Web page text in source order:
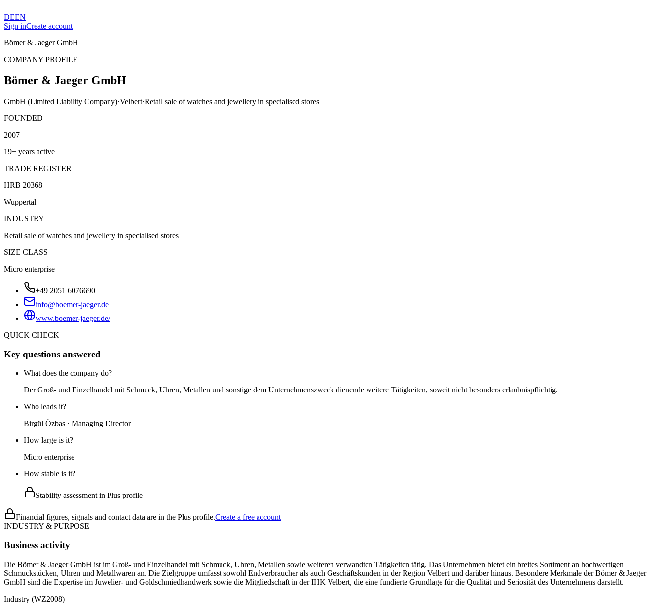
DEEN
Sign inCreate account
Bömer & Jaeger GmbH
COMPANY PROFILE
Bömer & Jaeger GmbH
GmbH (Limited Liability Company)·Velbert·Retail sale of watches and jewellery in specialised stores
FOUNDED
2007
19+ years active
TRADE REGISTER
HRB 20368
Wuppertal
INDUSTRY
Retail sale of watches and jewellery in specialised stores
SIZE CLASS
Micro enterprise
+49 2051 6076690
info@boemer-jaeger.de
www.boemer-jaeger.de/
QUICK CHECK
Key questions answered
What does the company do?
Der Groß- und Einzelhandel mit Schmuck, Uhren, Metallen und sonstige dem Unternehmenszweck dienende weitere Tätigkeiten, soweit nicht besonders erlaubnispflichtig.
Who leads it?
Birgül Özbas · Managing Director
How large is it?
Micro enterprise
How stable is it?
Stability assessment in Plus profile
Financial figures, signals and contact data are in the Plus profile.Create a free account
INDUSTRY & PURPOSE
Business activity
Die Bömer & Jaeger GmbH ist im Groß- und Einzelhandel mit Schmuck, Uhren, Metallen sowie weiteren verwandten Tätigkeiten tätig. Das Unternehmen bietet ein breites Sortiment an hochwertigen
Schmuckstücken, Uhren und Metallwaren an. Die Zielgruppe umfasst sowohl Endverbraucher als auch Geschäftskunden in der Region Velbert und darüber hinaus. Besondere Merkmale der Bömer & Jaeger
GmbH sind die Expertise im Juwelier- und Goldschmiedhandwerk sowie die Mitgliedschaft in der IHK Velbert, die eine fundierte Grundlage für die Qualität und Seriosität des Unternehmens darstellt.
Industry (WZ2008)